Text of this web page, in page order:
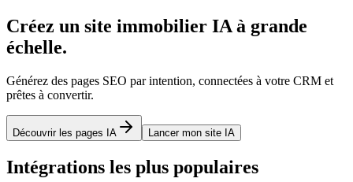
Créez un site immobilier IA à grande
échelle.
Générez des pages SEO par intention, connectées à votre CRM et
prêtes à convertir.
Découvrir les pages IA Lancer mon site IA
Intégrations les plus populaires